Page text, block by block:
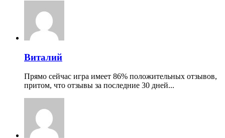
Виталий
Прямо сейчас игра имеет 86% положительных отзывов,
притом, что отзывы за последние 30 дней...